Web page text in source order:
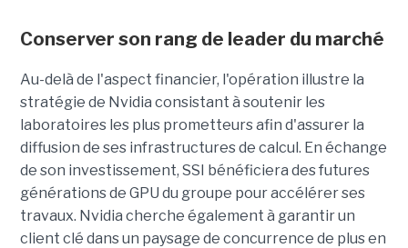
Conserver son rang de leader du marché
Au-delà de l'aspect financier, l'opération illustre la
stratégie de Nvidia consistant à soutenir les
laboratoires les plus prometteurs afin d'assurer la
diffusion de ses infrastructures de calcul. En échange
de son investissement, SSI bénéficiera des futures
générations de GPU du groupe pour accélérer ses
travaux. Nvidia cherche également à garantir un
client clé dans un paysage de concurrence de plus en